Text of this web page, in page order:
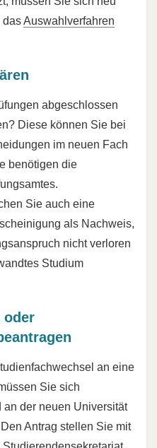
dasAuswahlverfahren
abgeschlossen
Diese können Sie bei
im neuen Fach
benötigen die
Sie auch eine
als Nachweis,
nicht verloren
Studium
oder
an eine
Sie sich
an der neuen Universität
Antrag stellen Sie mit